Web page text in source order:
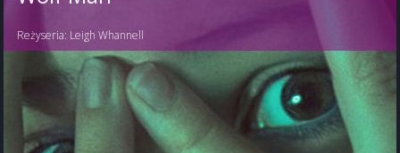
Reżyseria: Leigh Whannell